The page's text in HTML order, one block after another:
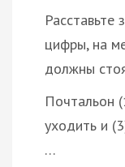
Расставьте
цифры, на
должны
Почтальон
уходить и
…